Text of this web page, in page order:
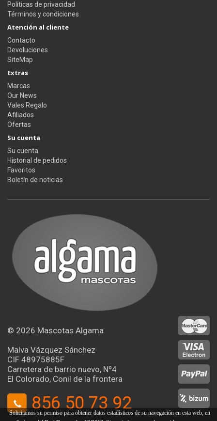
Políticas de privacidad
Términos y condiciones
Atención al cliente
Contacto
Devoluciones
SiteMap
Extras
Marcas
Our News
Vales Regalo
Afiliados
Ofertas
Su cuenta
Su cuenta
Historial de pedidos
Favoritos
Boletín de noticias
© 2026 Mascotas Algama
Malva Vázquez Sánchez
CIF 48975885F
Carretera de barrio nuevo, Nº4
El Colorado, Conil de la frontera
856 50 73 92
Solicitamos su permiso para obtener datos estadísticos de su navegación en esta web, en